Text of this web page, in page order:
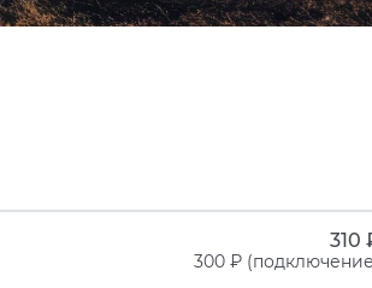
310
300 ₽